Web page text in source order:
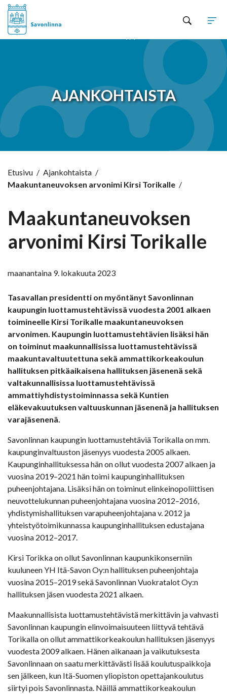
AJANKOHTAISTA
Etusivu / Ajankohtaista /
Maakuntaneuvoksen arvonimi Kirsi Torikalle /
Maakuntaneuvoksen
arvonimi Kirsi Torikalle
maanantaina 9. lokakuuta 2023
Tasavallan presidentti on myöntänyt Savonlinnan
kaupungin luottamustehtävissä vuodesta 2001 alkaen
toimineelle Kirsi Torikalle maakuntaneuvoksen
arvonimen. Kaupungin luottamustehtävien lisäksi hän
on toiminut maakunnallisissa luottamustehtävissä
maakuntavaltuutettuna sekä ammattikorkeakoulun
hallituksen pitkäaikaisena hallituksen jäsenenä sekä
valtakunnallisissa luottamustehtävissä
ammattiyhdistystoiminnassa sekä Kuntien
eläkevakuutuksen valtuuskunnan jäsenenä ja hallituksen
varajäsenenä.
Savonlinnan kaupungin luottamustehtäviä Torikalla on mm.
kaupunginvaltuuston jäsenyys vuodesta 2005 alkaen.
Kaupunginhallituksessa hän on ollut vuodesta 2007 alkaen ja
vuosina 2019–2021 hän toimi kaupunginhallituksen
puheenjohtajana. Lisäksi hän on toiminut elinkeinopoliittisen
neuvottelukunnan puheenjohtajana vuosina 2012–2016,
yhdistymishallituksen varapuheenjohtajana v. 2012 ja
yhteistyötoimikunnassa kaupunginhallituksen edustajana
vuosina 2012–2017.
Kirsi Torikka on ollut Savonlinnan kaupunkikonserniin
kuuluneen YH Itä-Savon Oy:n hallituksen puheenjohtaja
vuosina 2015–2019 sekä Savonlinnan Vuokratalot Oy:n
hallituksen jäsen vuodesta 2021 alkaen.
Maakunnallisista luottamustehtävistä merkittävin ja vahvasti
Savonlinnan kaupungin elinvoimaisuuteen liittyvä tehtävä
Torikalla on ollut ammattikorkeakoulun hallituksen jäsenyys
vuodesta 2009 alkaen. Hänen aikanaan ja vaikutuksesta
Savonlinnaan on saatu merkittävästi lisää koulutuspaikkoja
sen jälkeen, kun Itä-Suomen yliopiston opettajankoulutus
siirtyi pois Savonlinnasta. Näillä ammattikorkeakoulun